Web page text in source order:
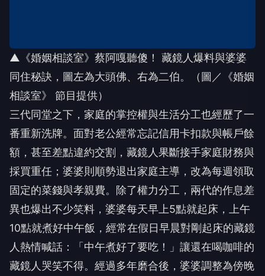
▲《婚姻相談室》蔡阿嘎聽傻！ 藏鏡人爆料與婆婆
同住秘訣，圖左為大頭佛、右為二伯。（圖／《婚姻
相談室》 節目提供）
三代同堂之下，家庭的掌控權與生活分工也經歷了一
番重新洗牌。面對老公經常忘記信用卡扣款與帳戶餘
額，甚至差點違約交割，藏鏡人果斷接手家庭財務與
採買重任；婆婆則順勢退出家庭主導，改為每週領取
固定的菜錢與孝親費。除了權力分工，兩代的作息差
異也爆出不少笑料，婆婆每天早上5點就起床，上午
10點就煮好中午飯，經常在假日早晨對剛起床的藏鏡
人熱情喊話：「中午煮好了要吃！」讓還在喝咖啡的
藏鏡人哭笑不得。經過多年磨合後，婆婆調整為傍晚